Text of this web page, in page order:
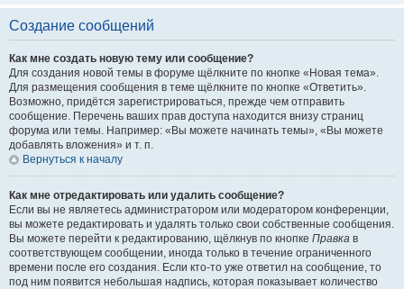
Создание сообщений
Как мне создать новую тему или сообщение?
Для создания новой темы в форуме щёлкните по кнопке «Новая тема».
Для размещения сообщения в теме щёлкните по кнопке «Ответить».
Возможно, придётся зарегистрироваться, прежде чем отправить
сообщение. Перечень ваших прав доступа находится внизу страниц
форума или темы. Например: «Вы можете начинать темы», «Вы можете
добавлять вложения» и т. п.
Вернуться к началу
Как мне отредактировать или удалить сообщение?
Если вы не являетесь администратором или модератором конференции,
вы можете редактировать и удалять только свои собственные сообщения.
Вы можете перейти к редактированию, щёлкнув по кнопке Правка в
соответствующем сообщении, иногда только в течение ограниченного
времени после его создания. Если кто-то уже ответил на сообщение, то
под ним появится небольшая надпись, которая показывает количество